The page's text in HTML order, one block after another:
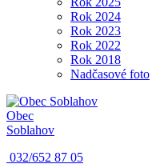
Rok 2024
Rok 2023
Rok 2022
Rok 2018
Nadčasové foto
Obec
Soblahov
032/652 87 05